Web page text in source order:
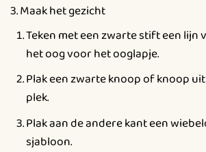
3. Maak het gezicht
Teken met een zwarte stift een lijn
het oog voor het ooglapje.
Plak een zwarte knoop of knoop
plek.
Plak aan de andere kant een
sjabloon.